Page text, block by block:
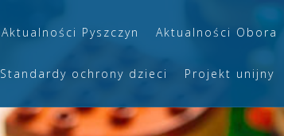
Aktualności Pyszczyn Aktualności Obora
Standardy ochrony dzieci Projekt unijny